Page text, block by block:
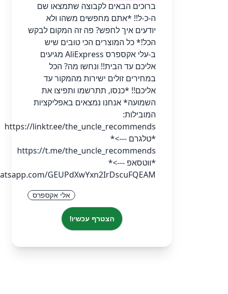
ברוכים הבאים לקבוצה שתמצאו שם
ה-כ-ל!! *אתם מחפשים משהו ולא
יודעים איך לחפש? פה זה המקום לבקש
הכל!* כל המוצרים הכי טובים שיש
ב-עלי אקספרס AliExpress מגיעים
אליכם עד הבית!! ונחשו מה? הכל
במחירים זולים ישירות מהמקור עד
אליכם!! *כנסו, תתרשמו ותפיצו את
השמועה* אנחנו נמצאים באפליקציות
המובילות:
https://linktr.ee/the_uncle_recommends
*טלגרם --->*
https://t.me/the_uncle_recommends
*ווטסאפ --->*
GEUPdXwYxn2IrDscuFQEAM
אלי אקספרס
הצטרף עכשיו!